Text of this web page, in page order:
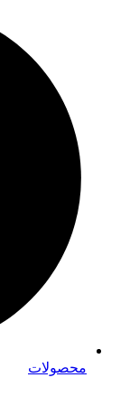
محصولات